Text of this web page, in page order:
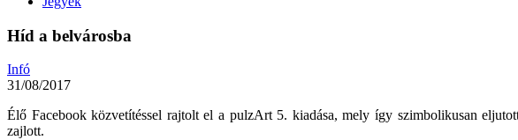
Híd a belvárosba
Infó
31/08/2017
Élő Facebook közvetítéssel rajtolt el a pulzArt 5. kiadása, mely így szimbolikusan
zajlott.